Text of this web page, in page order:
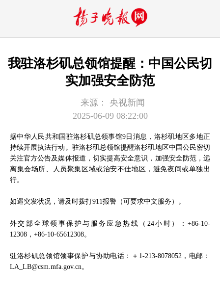
我驻洛杉矶总领馆提醒：中国公民切
实加强安全防范
来源：
央视新闻
2025-06-09 08:22:00
据中华人民共和国驻洛杉矶总领事馆9日消息，洛杉矶地区多地正
持续开展执法行动。驻洛杉矶总领馆提醒洛杉矶地区中国公民密切
关注官方公告及媒体报道，切实提高安全意识，加强安全防范，远
离集会场所、人员聚集区域或治安不佳地区，避免夜间或单独出
行。
如遇突发状况，请及时拨打911报警（可要求中文服务）。
外交部全球领事保护与服务应急热线（24小时）：+86-10-
12308，+86-10-65612308。
驻洛杉矶总领馆领事保护与协助电话：＋1-213-8078052，电邮：
LA_LB@csm.mfa.gov.cn。